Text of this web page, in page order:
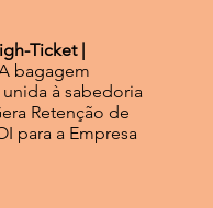
Ticket |
bagagem
à sabedoria
Retenção de
para a Empresa